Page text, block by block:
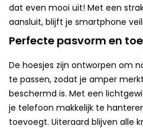
dat even mooi uit! Met een
aansluit, blijft je smartphone
Perfecte pasvorm en
De hoesjes zijn ontworpen om
te passen, zodat je amper
beschermd is. Met een
je telefoon makkelijk te
toevoegt. Uiteraard blijven alle